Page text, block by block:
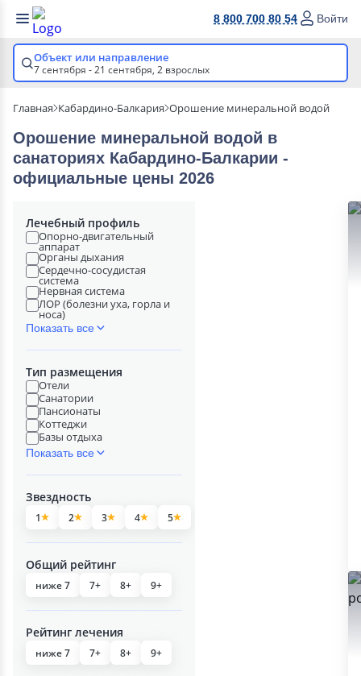
8 800 700 80 54 Войти
Объект или направление
7 сентября - 21 сентября, 2 взрослых
Главная Кабардино-Балкария Орошение минеральной водой
Орошение минеральной водой в
cанаториях Кабардино-Балкарии -
официальные цены 2026
Лечебный профиль
Опорно-двигательный
аппарат
Органы дыхания
Сердечно-сосудистая
система
Нервная система
ЛОР (болезни уха, горла и
носа)
Показать все
Тип размещения
Отели
Санатории
Пансионаты
Коттеджи
Базы отдыха
Показать все
Звездность
1 2 3 4 5
Общий рейтинг
ниже 7 7+ 8+ 9+
Рейтинг лечения
ниже 7 7+ 8+ 9+